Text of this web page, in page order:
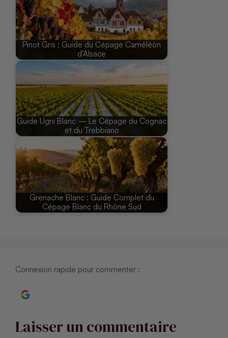
Pinot Gris : Guide du Cépage Caméléon
d'Alsace
Guide Ugni Blanc — Le Cépage du Cognac
et du Trebbiano
Grenache Blanc : Guide Complet du
Cépage Blanc du Rhône Sud
Connexion rapide pour commenter :
Laisser un commentaire